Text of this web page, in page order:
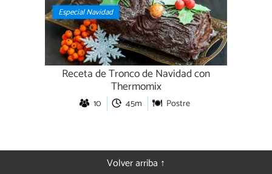
Especial Navidad
Receta de Tronco de Navidad con
Thermomix
10 45m Postre
Volver arriba ↑